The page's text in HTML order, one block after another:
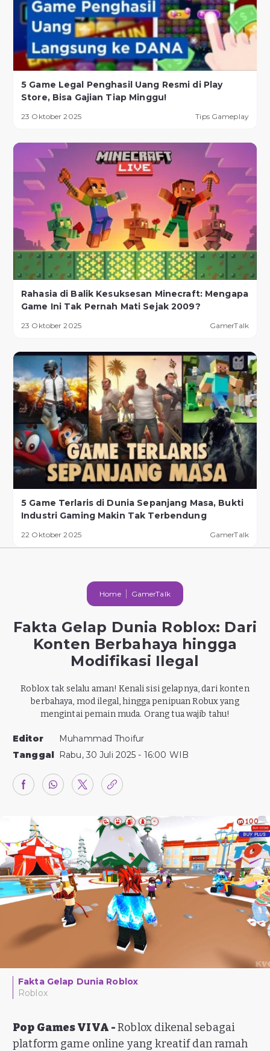
5 Game Legal Penghasil Uang Resmi di Play
Store, Bisa Gajian Tiap Minggu!
23 Oktober 2025 Tips Gameplay
Rahasia di Balik Kesuksesan Minecraft: Mengapa
Game Ini Tak Pernah Mati Sejak 2009?
23 Oktober 2025 GamerTalk
5 Game Terlaris di Dunia Sepanjang Masa, Bukti
Industri Gaming Makin Tak Terbendung
22 Oktober 2025 GamerTalk
Home GamerTalk
Fakta Gelap Dunia Roblox: Dari
Konten Berbahaya hingga
Modifikasi Ilegal
Roblox tak selalu aman! Kenali sisi gelapnya, dari konten
berbahaya, mod ilegal, hingga penipuan Robux yang
mengintai pemain muda. Orang tua wajib tahu!
Editor
Muhammad Thoifur
Tanggal Rabu, 30 Juli 2025 - 16:00 WIB
Fakta Gelap Dunia Roblox
Roblox
Pop Games VIVA -Roblox dikenal sebagai
platform game online yang kreatif dan ramah